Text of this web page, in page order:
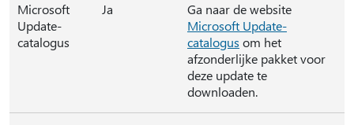
Microsoft
Update-
catalogus
Ja
Ga naar de website
Microsoft Update-
catalogus om het
afzonderlijke pakket voor
deze update te
downloaden.